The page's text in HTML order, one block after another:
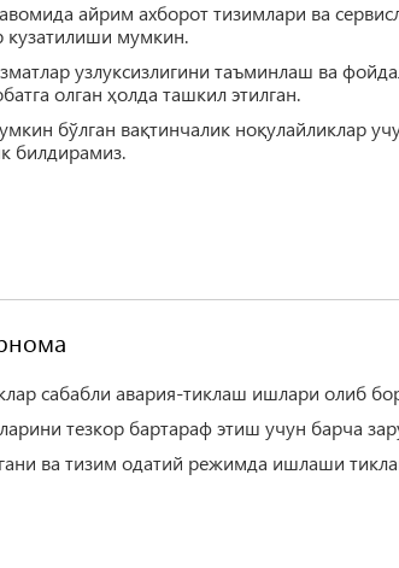
айрим ахборот тизимлари ва
мумкин.
узлуксизлигини таъминлаш ва
олган ҳолда ташкил этилган.
бўлган вақтинчалик ноқулайликлар
билдирамиз.
сабабли авария-тиклаш ишлари олиб
тезкор бартараф этиш учун барча
ва тизим одатий режимда ишлаши